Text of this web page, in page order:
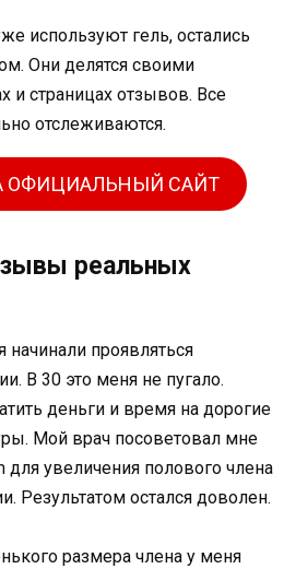
используют гель, остались
Они делятся своими
и страницах отзывов. Все
отслеживаются.
ОФИЦИАЛЬНЫЙ САЙТ
реальных
проявляться
В 30 это меня не пугало.
деньги и время на дорогие
Мой врач посоветовал мне
для увеличения полового члена
Результатом остался доволен.
размера члена у меня